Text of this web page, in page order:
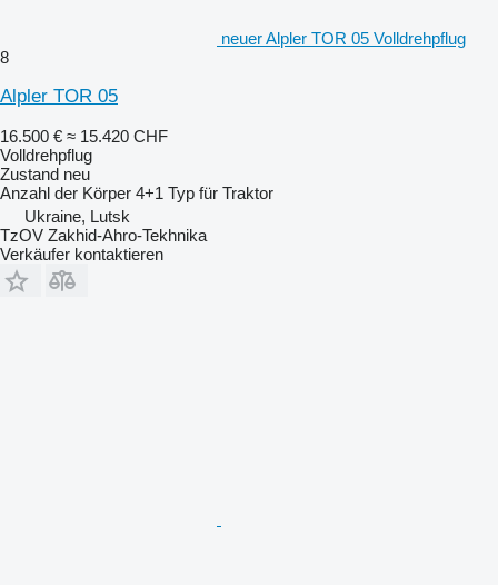
neuer Alpler TOR 05 Volldrehpflug
8
Alpler TOR 05
16.500 € ≈ 15.420 CHF
Volldrehpflug
Zustand neu
Anzahl der Körper 4+1 Typ für Traktor
Ukraine, Lutsk
TzOV Zakhid-Ahro-Tekhnika
Verkäufer kontaktieren